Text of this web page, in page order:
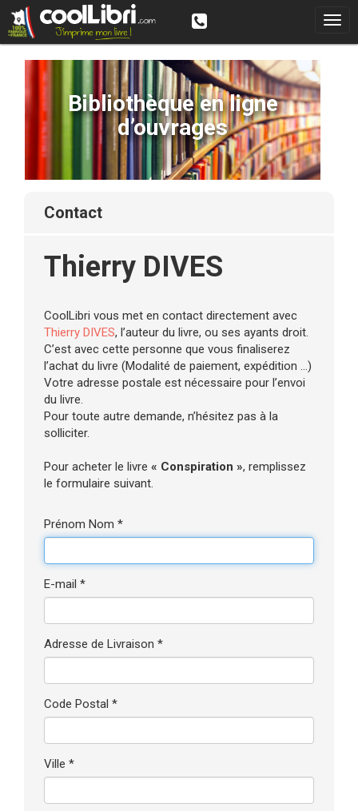
Bibliothèque en ligne
d’ouvrages
contact
Thierry DIVES
CoolLibri vous met en contact directement avec
Thierry DIVES, l’auteur du livre, ou ses ayants droit.
C’est avec cette personne que vous finaliserez
l’achat du livre (Modalité de paiement, expédition ...)
Votre adresse postale est nécessaire pour l’envoi
du livre.
Pour toute autre demande, n’hésitez pas à la
solliciter.
Pour acheter le livre « Conspiration », remplissez
le formulaire suivant.
Prénom Nom *
E-mail *
Adresse de Livraison *
Code Postal *
Ville *